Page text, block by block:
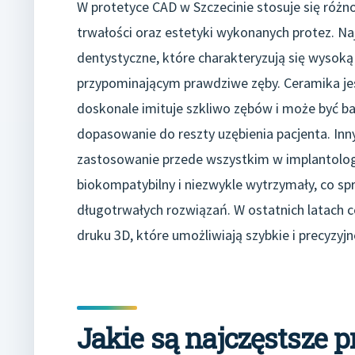
W protetyce CAD w Szczecinie stosuje się
trwałości oraz estetyki wykonanych protez.
dentystyczne, które charakteryzują się
przypominającym prawdziwe zęby. Ceramika
doskonale imituje szkliwo zębów i może być
dopasowanie do reszty uzębienia pacjenta.
zastosowanie przede wszystkim w
biokompatybilny i niezwykle wytrzymały, co
długotrwałych rozwiązań. W ostatnich
druku 3D, które umożliwiają szybkie i
Jakie są najczęstsze